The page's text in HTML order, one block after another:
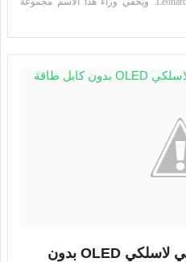
Displace TV: تلفزيون ذكي لاسلكي OLED بدون